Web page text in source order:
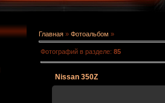
Главная » Фотоальбом »
Фотографий в разделе: 85
Nissan 350Z